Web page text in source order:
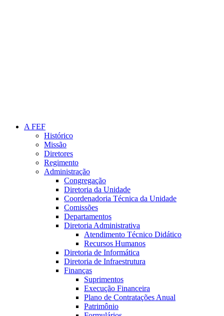
A FEF
Histórico
Missão
Diretores
Regimento
Administração
Congregação
Diretoria da Unidade
Coordenadoria Técnica da Unidade
Comissões
Departamentos
Diretoria Administrativa
Atendimento Técnico Didático
Recursos Humanos
Diretoria de Informática
Diretoria de Infraestrutura
Finanças
Suprimentos
Execução Financeira
Plano de Contratações Anual
Patrimônio